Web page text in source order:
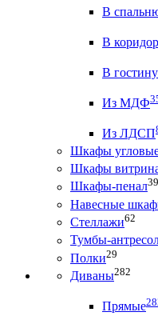
В
В коридор
В
Из МДФ
Из ЛДСП
Шкафы
Шкафы
Шкафы-пенал39
Навесные
Стеллажи62
Тумбы-
Полки29
Диваны282
Прямые